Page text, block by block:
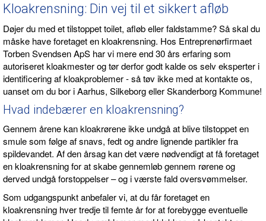
Kloakrensning: Din vej til et sikkert afløb
Døjer du med et tilstoppet toilet, afløb eller faldstamme? Så skal du
måske have foretaget en kloakrensning. Hos Entreprenørfirmaet
Torben Svendsen ApS har vi mere end 30 års erfaring som
autoriseret kloakmester og tør derfor godt kalde os selv eksperter i
identificering af kloakproblemer - så tøv ikke med at kontakte os,
uanset om du bor i Aarhus, Silkeborg eller Skanderborg Kommune!
Hvad indebærer en kloakrensning?
Gennem årene kan kloakrørene ikke undgå at blive tilstoppet en
smule som følge af snavs, fedt og andre lignende partikler fra
spildevandet. Af den årsag kan det være nødvendigt at få foretaget
en kloakrensning for at skabe gennemløb gennem rørene og
derved undgå forstoppelser – og i værste fald oversvømmelser.
Som udgangspunkt anbefaler vi, at du får foretaget en
kloakrensning hver tredje til femte år for at forebygge eventuelle